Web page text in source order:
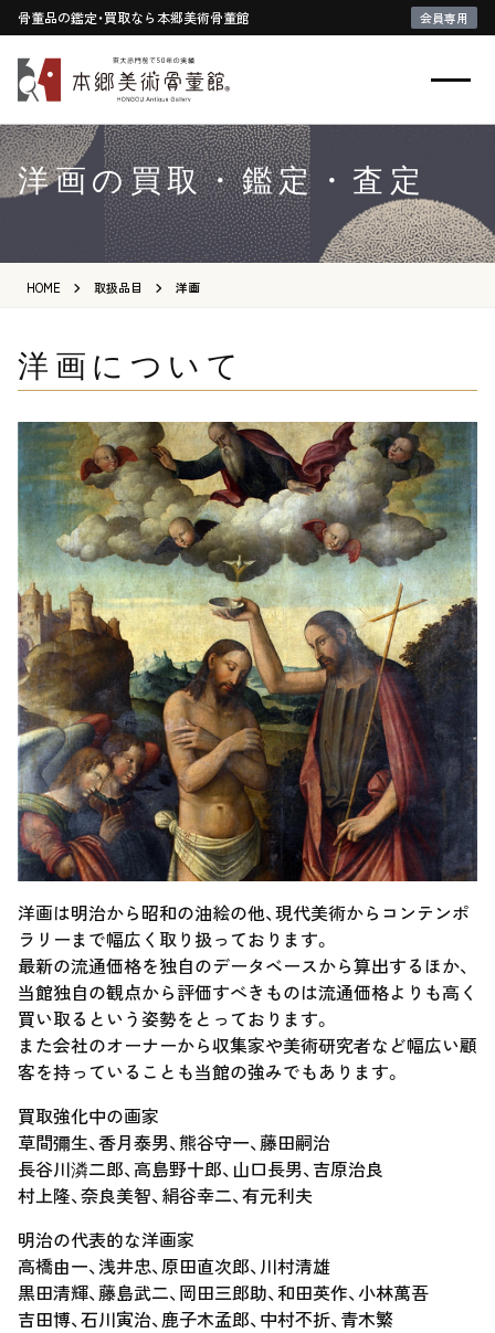
骨董品の鑑定・買取なら本郷美術骨董館 会員専用
洋画の買取・鑑定・査定
HOME 取扱品目 洋画
洋画について
洋画は明治から昭和の油絵の他、現代美術からコンテンポ
ラリーまで幅広く取り扱っております。
最新の流通価格を独自のデータベースから算出するほか、
当館独自の観点から評価すべきものは流通価格よりも高く
買い取るという姿勢をとっております。
また会社のオーナーから収集家や美術研究者など幅広い顧
客を持っていることも当館の強みでもあります。
買取強化中の画家
草間彌生、香月泰男、熊谷守一、藤田嗣治
長谷川潾二郎、高島野十郎、山口長男、吉原治良
村上隆、奈良美智、絹谷幸二、有元利夫
明治の代表的な洋画家
高橋由一、浅井忠、原田直次郎、川村清雄
黒田清輝、藤島武二、岡田三郎助、和田英作、小林萬吾
吉田博、石川寅治、鹿子木孟郎、中村不折、青木繁